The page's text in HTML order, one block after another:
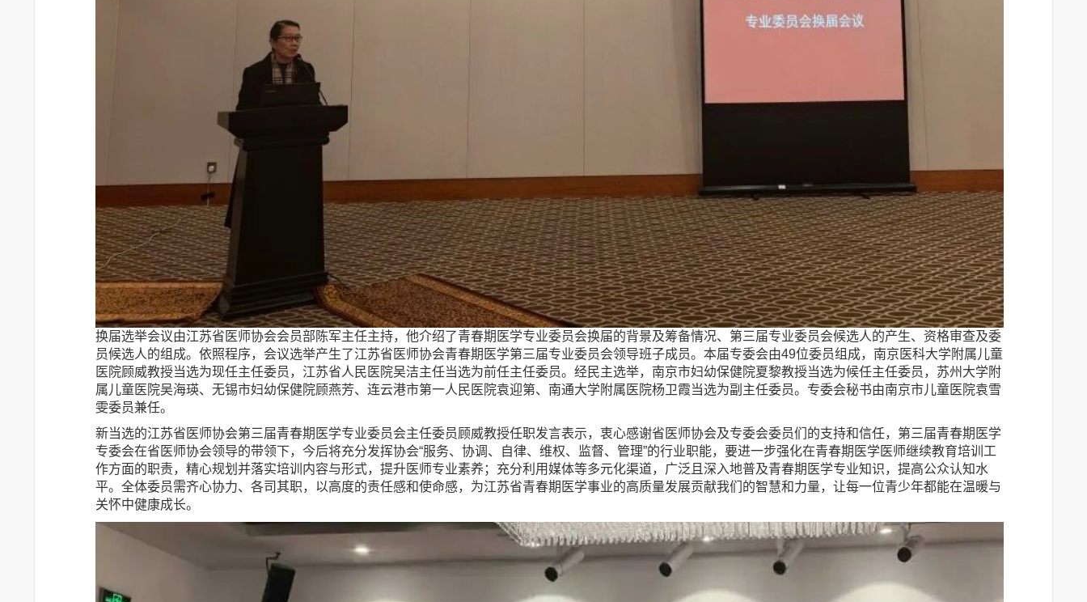
换届选举会议由江苏省医师协会会员部陈军主任主持，他介绍了青春期医学专业委员会换届的背景及筹备情况、第三届专业委员会候选人的产生、资格审查及委
员候选人的组成。依照程序，会议选举产生了江苏省医师协会青春期医学第三届专业委员会领导班子成员。本届专委会由49位委员组成，南京医科大学附属儿童
医院顾威教授当选为现任主任委员，江苏省人民医院吴洁主任当选为前任主任委员。经民主选举，南京市妇幼保健院夏黎教授当选为候任主任委员，苏州大学附
属儿童医院吴海瑛、无锡市妇幼保健院顾燕芳、连云港市第一人民医院袁迎第、南通大学附属医院杨卫霞当选为副主任委员。专委会秘书由南京市儿童医院袁雪
雯委员兼任。
新当选的江苏省医师协会第三届青春期医学专业委员会主任委员顾威教授任职发言表示，衷心感谢省医师协会及专委会委员们的支持和信任，第三届青春期医学
专委会在省医师协会领导的带领下，今后将充分发挥协会“服务、协调、自律、维权、监督、管理”的行业职能，要进一步强化在青春期医学医师继续教育培训工
作方面的职责，精心规划并落实培训内容与形式，提升医师专业素养；充分利用媒体等多元化渠道，广泛且深入地普及青春期医学专业知识，提高公众认知水
平。全体委员需齐心协力、各司其职，以高度的责任感和使命感，为江苏省青春期医学事业的高质量发展贡献我们的智慧和力量，让每一位青少年都能在温暖与
关怀中健康成长。